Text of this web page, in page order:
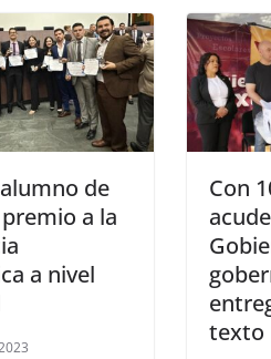
de
a la
a nivel
Con
texto